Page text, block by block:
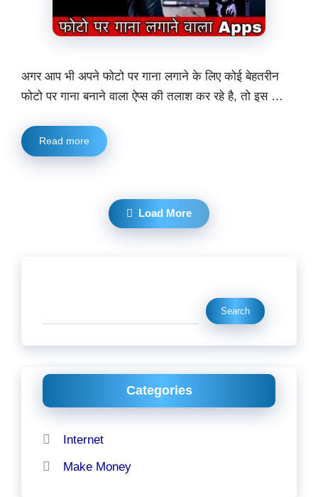
अगर आप भी अपने फोटो पर गाना लगाने के लिए कोई बेहतरीन
फोटो पर गाना बनाने वाला ऐप्स की तलाश कर रहे है, तो इस …
Read more
Load More
Search
Categories
Internet
Make Money